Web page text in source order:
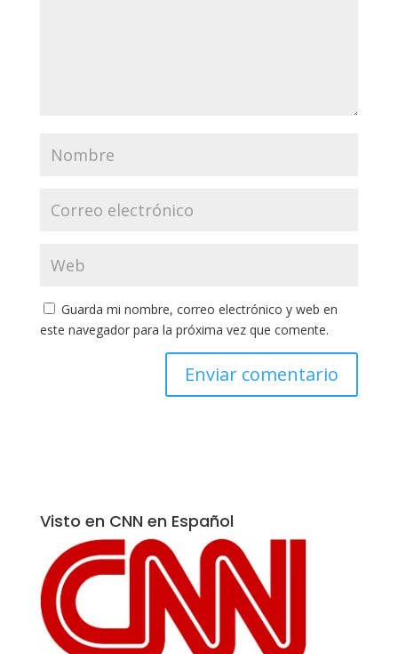
Guarda mi nombre, correo electrónico y web en
este navegador para la próxima vez que comente.
Visto en CNN en Español